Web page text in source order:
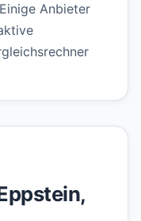
Anbieter